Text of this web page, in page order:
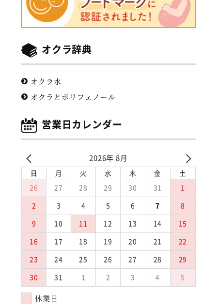
オクラ辞典
オクラ水
オクラとポリフェノール
営業日カレンダー
2026年 8月
日 月 火 水 木 金
土
26
27 28 29 30 31
1
2
3 4 5 6 7
8
9
10 11 12 13 14
15
16
17 18 19 20 21
22
23
24 25 26 27 28
29
30
31 1 2 3 4 5
休業日